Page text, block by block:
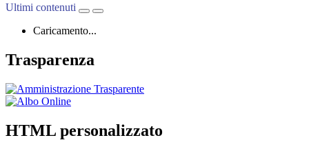
Ultimi contenuti
Caricamento...
Trasparenza
HTML personalizzato